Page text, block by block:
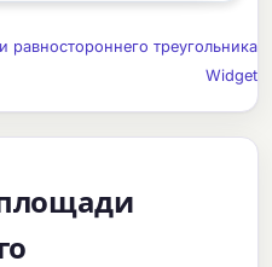
равностороннего треугольника
Widget